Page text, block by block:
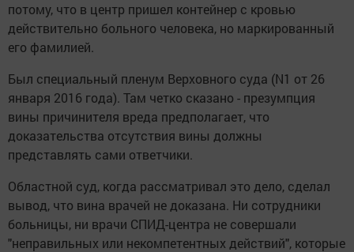
потому, что в центр пришел контейнер с кровью
действительно больного человека, но маркированный
его фамилией.
Был специальный пленум Верховного суда (N1 от 26
января 2016 года). Там четко сказано - презумпция
вины причинителя вреда предполагает, что
доказательства отсутствия вины должны
представлять сами ответчики.
Областной суд, когда рассматривал это дело, сделал
вывод, что вина врачей не доказана. Ни сотрудники
больницы, ни врачи СПИД-центра не совершали
"неправильных или некомпетентных действий", которые